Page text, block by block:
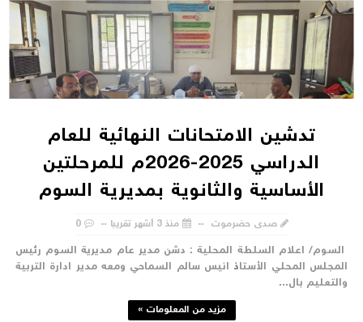
تدشين الامتحانات النهائية للعام
الدراسي 2025-2026م للمرحلتين
الأساسية والثانوية بمديرية السوم
صدى حضرموت منذ 3 أشهر تقريبا 0
اعلام السلطة المحلية : دشن مدير عام مديرية السوم رئيس
المحلي الأستاذ انيس سالم السماحي ومعه مدير ادارة التربية
بال...
مزيد من المعلومات »